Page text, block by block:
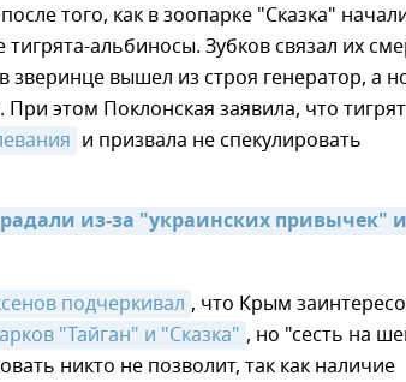
того, как в зоопарке "Сказка"
альбиносы. Зубков связал их
зверинце вышел из строя генератор, а
этом Поклонская заявила, что
и призвала не спекулировать
из-за "украинских привычек"
подчеркивал , что Крым
"Тайган" и "Сказка" , но "сесть на
никто не позволит, так как наличие